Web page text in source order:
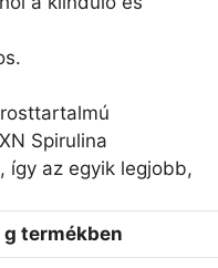
Spirulina
így az egyik legjobb,
g termékben